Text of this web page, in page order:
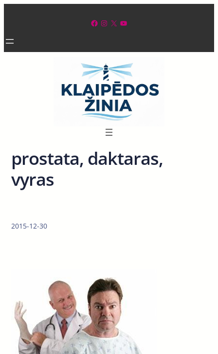
Facebook Instagram X YouTube
prostata, daktaras,
vyras
2015-12-30